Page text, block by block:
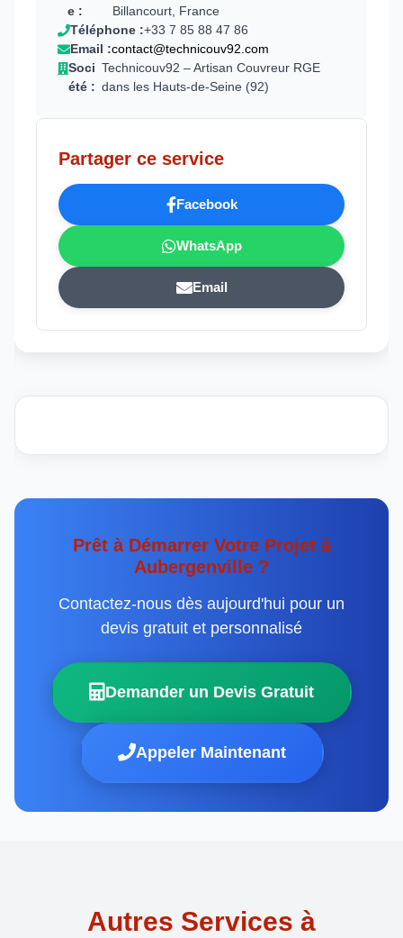
e :
Billancourt, France
Téléphone :+33 7 85 88 47 86
Email :contact@technicouv92.com
Soci
été :
Technicouv92 – Artisan Couvreur RGE
dans les Hauts-de-Seine (92)
Partager ce service
Facebook
WhatsApp
Email
Prêt à Démarrer Votre Projet à
Aubergenville ?
Contactez-nous dès aujourd'hui pour un
devis gratuit et personnalisé
Demander un Devis Gratuit
Appeler Maintenant
Autres Services à